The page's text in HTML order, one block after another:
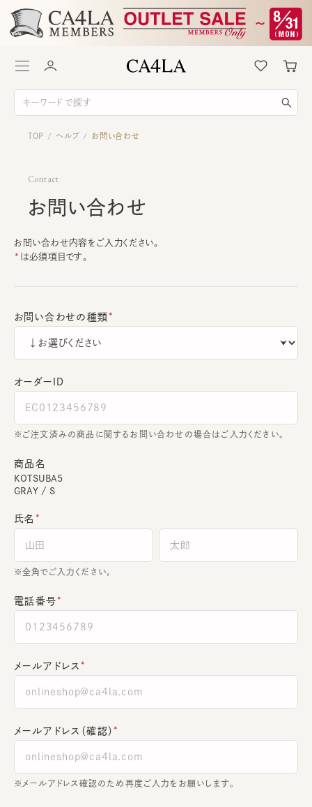
TOP / ヘルプ / お問い合わせ
Contact
お問い合わせ
お問い合わせ内容をご入力ください。
は必須項目です。
お問い合わせの種類
オーダーＩＤ
ご注文済みの商品に関するお問い合わせの場合はご入力ください。
商品名
KOTSUBA5
GRAY / S
氏名
全角でご入力ください。
電話番号
メールアドレス
メールアドレス（確認）
※メールアドレス確認のため再度ご入力をお願いします。